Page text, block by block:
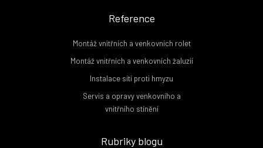
Reference
Montáž vnitřních a venkovních rolet
Montáž vnitřních a venkovních žaluzií
Instalace sítí proti hmyzu
Servis a opravy venkovního a
vnitřního stínění
Rubriky blogu